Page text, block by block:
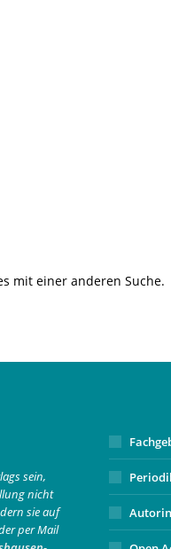
mit einer anderen Suche.
sein,
nicht
sie auf
per Mail